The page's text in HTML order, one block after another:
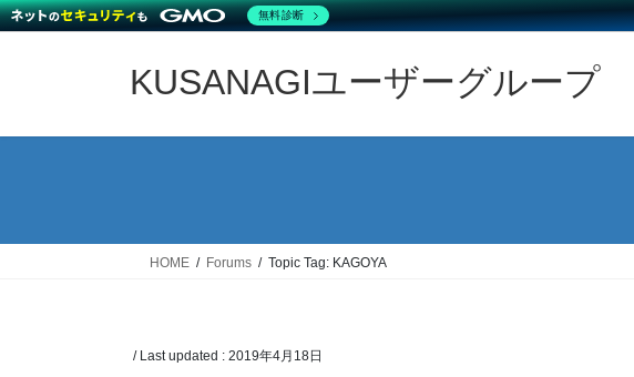
KUSANAGIユーザーグループ
HOME Forums Topic Tag: KAGOYA
/ Last updated : 2019年4月18日
無料診断